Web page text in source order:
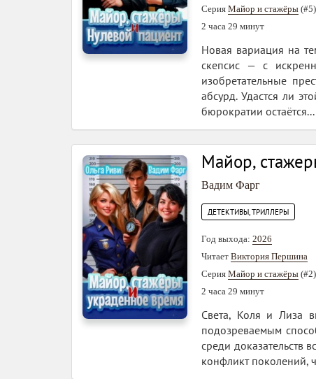
Серия Майор и стажёры (#5)
2 часа 29 минут
Новая вариация на
скепсис — с
изобретательные
абсурд. Удастся ли
бюрократии остаётся...
Майор,
Вадим Фарг
ДЕТЕКТИВЫ, ТРИЛЛЕРЫ
Год выхода: 2026
Читает Виктория Першина
Серия Майор и стажёры (#2)
2 часа 29 минут
Света, Коля и Лиза
подозреваемым
среди доказательств
конфликт поколений,